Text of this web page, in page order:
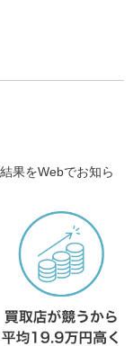
果をWebでお知ら